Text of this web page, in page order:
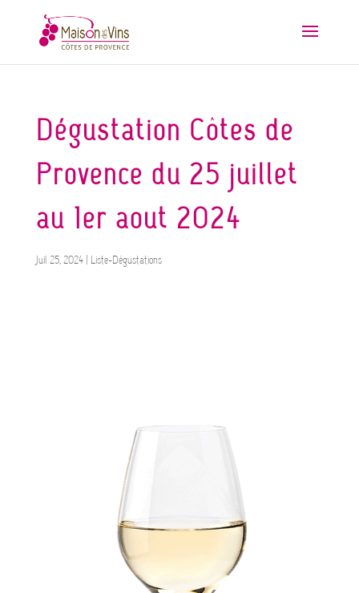
Dégustation Côtes de
Provence du 25 juillet
au 1er aout 2024
Juil 25, 2024| Liste-Dégustations